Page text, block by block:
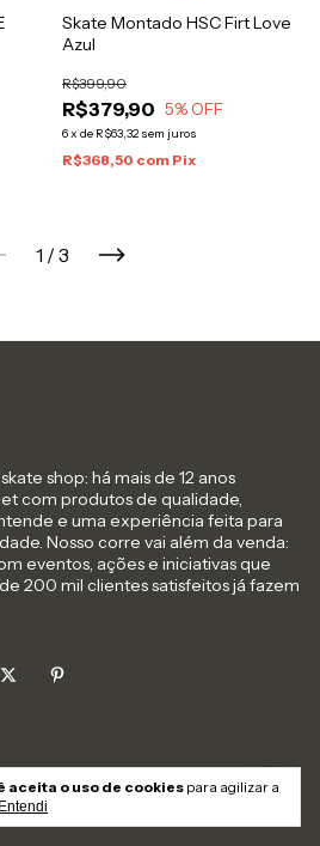
aceita o uso de cookies para agilizar a
Entendi
Skate Montado HSC Firt Love
Azul
R$379,90
R$399,90
5% OFF
6x de R$63,32 sem juros
R$368,50 com Pix
1 / 3
shop: há mais de 12 anos
com produtos de qualidade,
e uma experiência feita para
Nosso corre vai além da venda:
eventos, ações e iniciativas que
200 mil clientes satisfeitos já fazem